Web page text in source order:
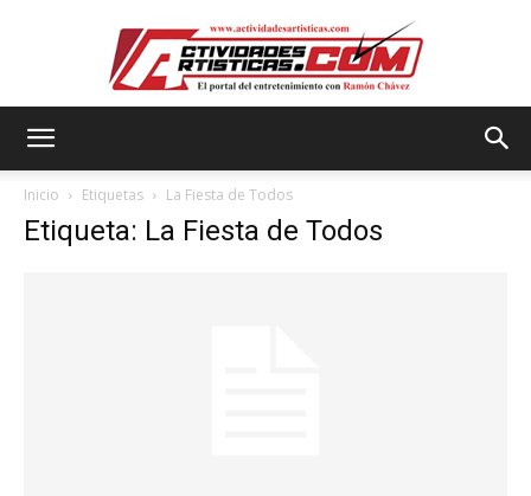
Inicio Etiquetas La Fiesta de Todos
Etiqueta: La Fiesta de Todos